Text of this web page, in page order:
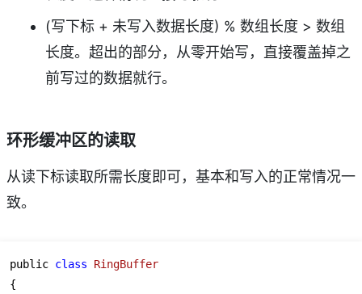
(写下标 + 未写入数据长度) % 数组长度 > 数组
长度。超出的部分，从零开始写，直接覆盖掉之
前写过的数据就行。
环形缓冲区的读取
从读下标读取所需长度即可，基本和写入的正常情况一
致。
public class
RingBuffer
{